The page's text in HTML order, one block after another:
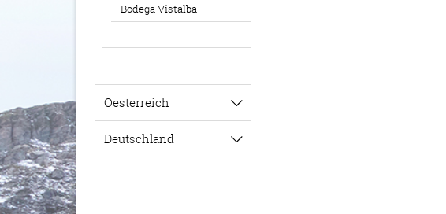
Bodega Vistalba
Oesterreich
Deutschland